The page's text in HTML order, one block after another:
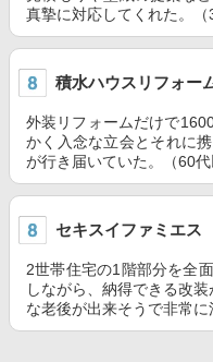
真摯に対応してくれた。（
積水ハウスリフォー
外装リフォームだけで
かく入念な立会とそれに
が行き届いていた。（60代
セキスイファミエス
2世帯住宅の1階部分を全
しながら、納得できる改
な老後が出来そうで非常に